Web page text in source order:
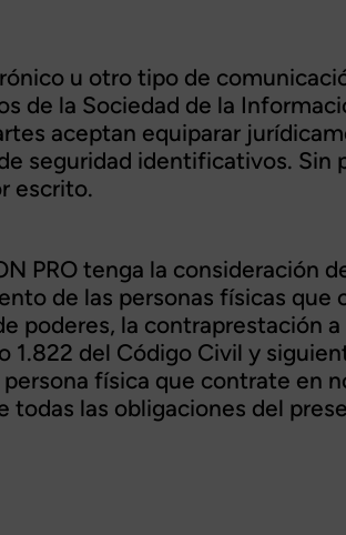
u otro tipo de
de la Sociedad de la
aceptan equiparar
seguridad identificativos. Sin
escrito.
PRO tenga la consideración
de las personas físicas que
poderes, la contraprestación
del Código Civil y
física que contrate en
todas las obligaciones del